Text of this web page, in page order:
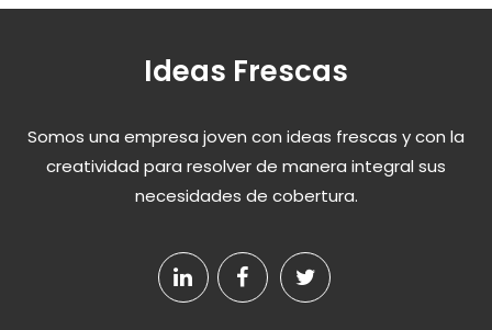
Ideas Frescas
Somos una empresa joven con ideas frescas y con la
creatividad para resolver de manera integral sus
necesidades de cobertura.